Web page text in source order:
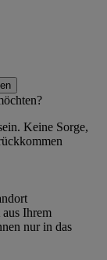
Keine Sorge,
Ihrem
nur in das